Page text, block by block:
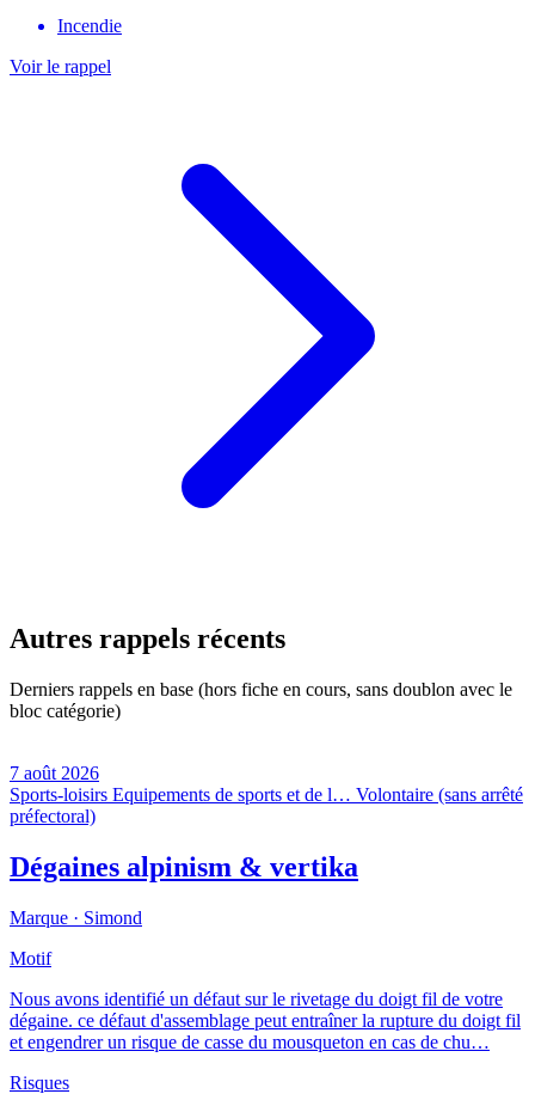
Incendie
Voir le rappel
Autres rappels récents
Derniers rappels en base (hors fiche en cours, sans doublon avec le
bloc catégorie)
7 août 2026
Sports-loisirs Equipements de sports et de l… Volontaire (sans arrêté
préfectoral)
Dégaines alpinism & vertika
Marque · Simond
Motif
Nous avons identifié un défaut sur le rivetage du doigt fil de votre
dégaine. ce défaut d'assemblage peut entraîner la rupture du doigt fil
et engendrer un risque de casse du mousqueton en cas de chu…
Risques